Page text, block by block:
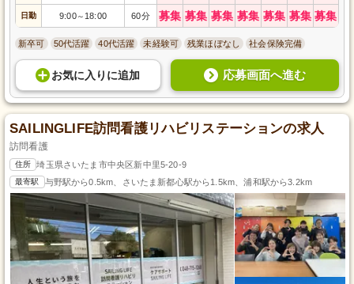
日勤 9:00～ 18:00 60分 募集 募集 募集 募集 募集 募集 募集
新卒可 50代活躍 40代活躍 未経験可 残業ほぼなし 社会保険完備
お気に入り に追加 応募画面へ進む
SAILINGLIFE訪問看護リハビリステーションの求人
訪問看護
住所 埼玉県さいたま市中央区新中里5-20-9
最寄駅 与野駅から0.5km、さいたま新都心駅から1.5km、浦和駅から3.2km